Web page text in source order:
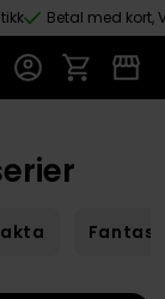
Betal med kort,
Fantasy